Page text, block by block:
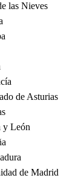
las Nieves
de Asturias
y León
de Madrid